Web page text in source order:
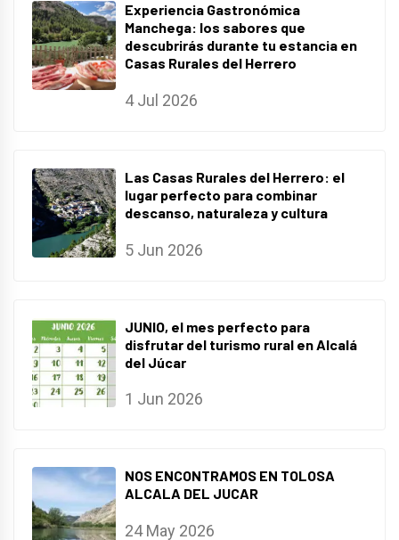
Experiencia Gastronómica
Manchega: los sabores que
descubrirás durante tu estancia en
Casas Rurales del Herrero
4 Jul 2026
Las Casas Rurales del Herrero: el
lugar perfecto para combinar
descanso, naturaleza y cultura
5 Jun 2026
JUNIO, el mes perfecto para
disfrutar del turismo rural en Alcalá
del Júcar
1 Jun 2026
NOS ENCONTRAMOS EN TOLOSA
ALCALA DEL JUCAR
24 May 2026